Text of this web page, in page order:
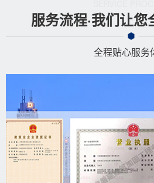
服务流程·我们让
全程贴心服务